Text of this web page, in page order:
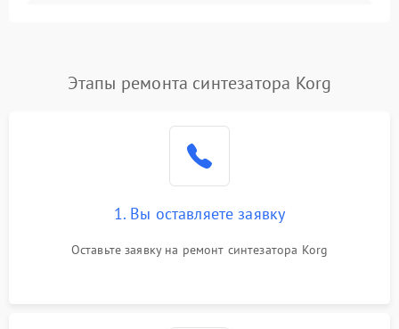
Этапы ремонта синтезатора Korg
1. Вы оставляете заявку
Оставьте заявку на ремонт синтезатора Korg